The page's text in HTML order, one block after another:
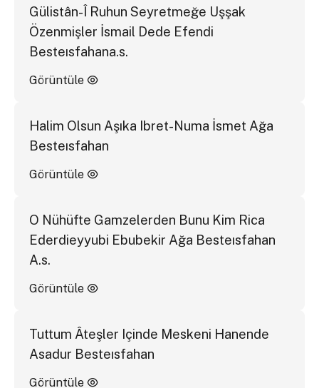
Gülistân-Î Ruhun Seyretmeğe Uşşak
Özenmişler İsmail Dede Efendi
Besteısfahana.s.
Görüntüle
Halim Olsun Aşıka Ibret-Numa İsmet Ağa
Besteısfahan
Görüntüle
O Nühüfte Gamzelerden Bunu Kim Rica
Ederdieyyubi Ebubekir Ağa Besteısfahan
A.s.
Görüntüle
Tuttum Âteşler Içinde Meskeni Hanende
Asadur Besteısfahan
Görüntüle